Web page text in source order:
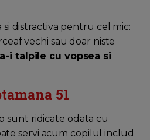
distractiva pentru cel mic:
vechi sau doar niste
i talpile cu vopsea si
51
sunt ridicate odata cu
servi acum copilul includ